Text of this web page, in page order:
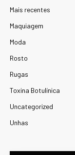
Mais recentes
Maquiagem
Moda
Rosto
Rugas
Toxina Botulínica
Uncategorized
Unhas